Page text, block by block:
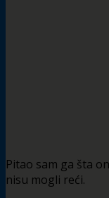
Pitao sam ga šta
nisu mogli reći.